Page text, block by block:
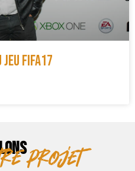
FIFA17
projet